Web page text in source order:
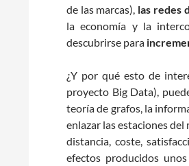
de las marcas), las redes
la economía y la
descubrirse para
¿Y por qué esto de
proyecto Big Data),
teoría de grafos, la
enlazar las estaciones
distancia, coste,
efectos producidos